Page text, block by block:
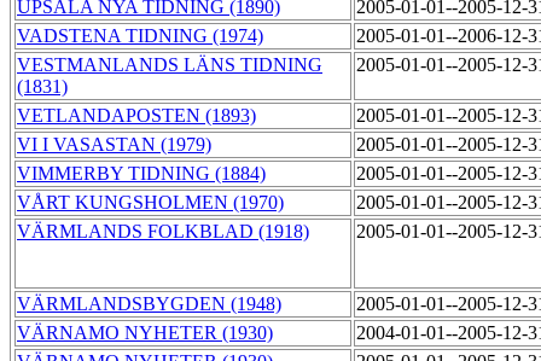
UPSALA NYA TIDNING (1890)
2005-01-01--2005-12-
VADSTENA TIDNING (1974)
2005-01-01--2006-12-
VESTMANLANDS LÄNS TIDNING
(1831)
2005-01-01--2005-12-
VETLANDAPOSTEN (1893)
2005-01-01--2005-12-
VI I VASASTAN (1979)
2005-01-01--2005-12-
VIMMERBY TIDNING (1884)
2005-01-01--2005-12-
VÅRT KUNGSHOLMEN (1970)
2005-01-01--2005-12-
VÄRMLANDS FOLKBLAD (1918)
2005-01-01--2005-12-
VÄRMLANDSBYGDEN (1948)
2005-01-01--2005-12-
VÄRNAMO NYHETER (1930)
2004-01-01--2005-12-